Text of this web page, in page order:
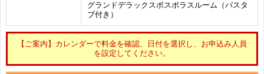
グランドデラックスボスポラスルーム（バスタ
ブ付き）
【ご案内】カレンダーで料金を確認、日付を選択し、お申込み人員
を設定してください。